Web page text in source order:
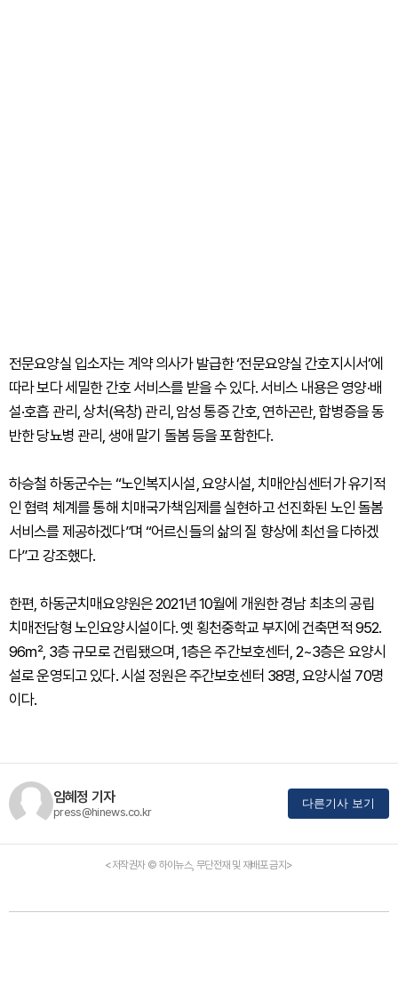
전문요양실 입소자는 계약 의사가 발급한 ‘전문요양실 간호지시서’에
따라 보다 세밀한 간호 서비스를 받을 수 있다. 서비스 내용은 영양·배
설·호흡 관리, 상처(욕창) 관리, 암성 통증 간호, 연하곤란, 합병증을 동
반한 당뇨병 관리, 생애 말기 돌봄 등을 포함한다.
하승철 하동군수는 “노인복지시설, 요양시설, 치매안심센터가 유기적
인 협력 체계를 통해 치매국가책임제를 실현하고 선진화된 노인 돌봄
서비스를 제공하겠다”며 “어르신들의 삶의 질 향상에 최선을 다하겠
다”고 강조했다.
한편, 하동군치매요양원은 2021년 10월에 개원한 경남 최초의 공립
치매전담형 노인요양시설이다. 옛 횡천중학교 부지에 건축면적 952.
96㎡, 3층 규모로 건립됐으며, 1층은 주간보호센터, 2~3층은 요양시
설로 운영되고 있다. 시설 정원은 주간보호센터 38명, 요양시설 70명
이다.
임혜정 기자
press@hinews.co.kr
다른기사 보기
<저작권자 © 하이뉴스, 무단전재 및 재배포 금지>